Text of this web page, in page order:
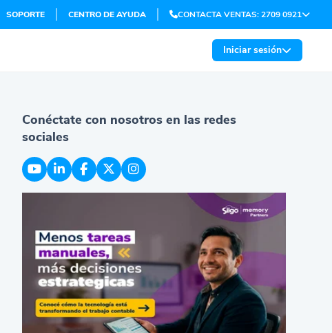
SOPORTE CENTRO DE AYUDA CONTACTA VENTAS: 2709 0921
Iniciar sesión
Conéctate con nosotros en las redes
sociales